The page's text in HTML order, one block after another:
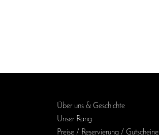
Über uns & Geschichte
Unser Rang
Preise / Reservierung / Gutscheine